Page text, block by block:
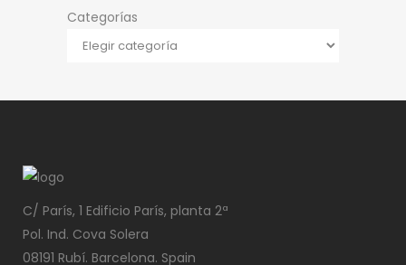
Categorías
C/ París, 1 Edificio París, planta 2ª
Pol. Ind. Cova Solera
08191 Rubí. Barcelona. Spain